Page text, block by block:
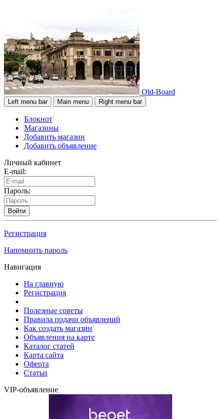
Old-Board
Left menu bar Main menu Right menu bar
Блокнот
Магазины
Добавить магазин
Добавить объявление
Личный кабинет
E-mail:
Пароль:
Войти
Регистрация
Напомнить пароль
Навигация
На главную
Регистрация
Полезные советы
Правила подачи объявлений
Как создать магазин
Объявления на карте
Каталог статей
Карта сайта
Оферта
Статьи
VIP-объявление